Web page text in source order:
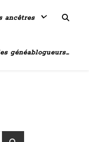
ancêtres
généablogueurs…